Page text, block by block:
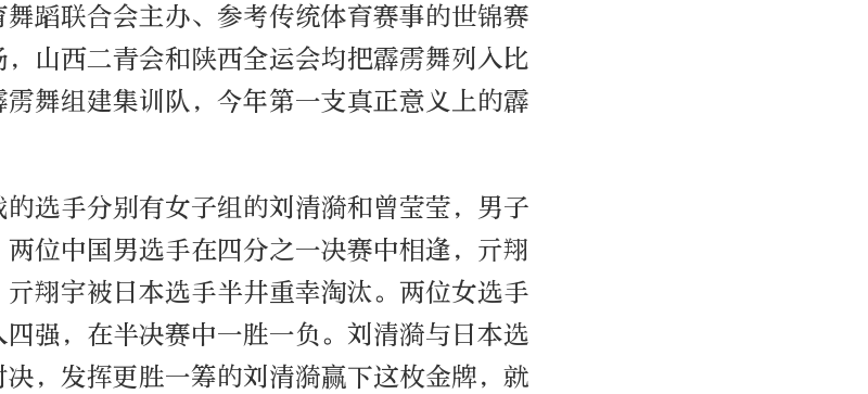
蹈联合会主办、参考传统体育赛事的世锦赛
山西二青会和陕西全运会均把霹雳舞列入比
舞组建集训队，今年第一支真正意义上的霹
选手分别有女子组的刘清漪和曾莹莹，男子
位中国男选手在四分之一决赛中相逢，亓翔
翔宇被日本选手半井重幸淘汰。两位女选手
强，在半决赛中一胜一负。刘清漪与日本选
，发挥更胜一筹的刘清漪赢下这枚金牌，就